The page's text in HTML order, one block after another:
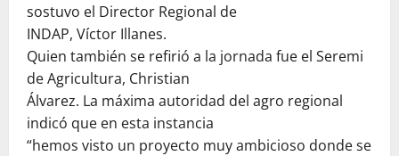
sostuvo el Director Regional de
INDAP, Víctor Illanes.
Quien también se refirió a la jornada fue el Seremi
de Agricultura, Christian
Álvarez. La máxima autoridad del agro regional
indicó que en esta instancia
“hemos visto un proyecto muy ambicioso donde se